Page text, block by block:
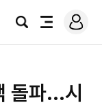
검
전
로
그
돌파...시